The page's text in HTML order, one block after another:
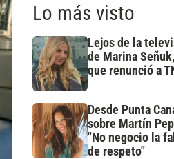
Lo más visto
Lejos de la
de Marina
que renunció a
Desde Punta
sobre Martín
"No negocio la
de respeto"